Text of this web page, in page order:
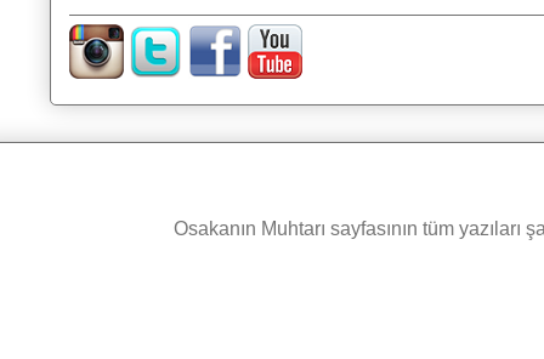
Osakanın Muhtarı sayfasının tüm yazıları